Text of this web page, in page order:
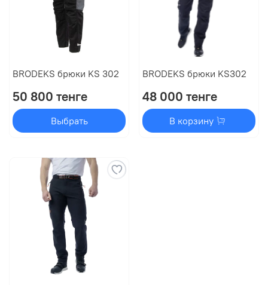
BRODEKS брюки KS 302
50 800 тенге
Выбрать
BRODEKS брюки KS302
48 000 тенге
В корзину